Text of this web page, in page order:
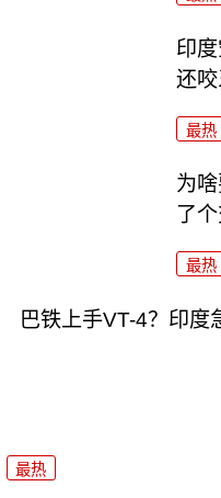
印
还
最热
为
了
最热
巴铁上手VT-4？印度
最热